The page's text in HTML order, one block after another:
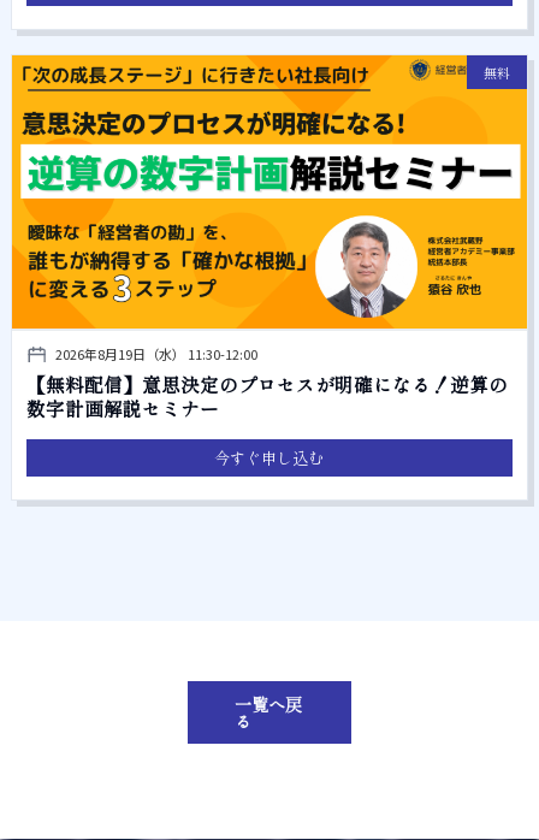
無料
2026年8月19日（水） 11:30-12:00
【無料配信】意思決定のプロセスが明確になる！逆算の
数字計画解説セミナー
今すぐ申し込む
一覧へ戻
る